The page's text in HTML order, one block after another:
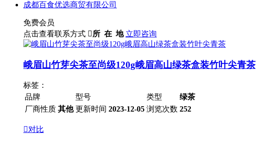
成都百食优选商贸有限公司
免费会员
点击查看联系方式 所 在 地 立即咨询
峨眉山竹芽尖茶至尚级120g峨眉高山绿茶盒装竹叶尖青茶
标签：
品牌
型号 类型
绿茶
厂商性质 其他 更新时间 2023-12-05 浏览次数 252
对比